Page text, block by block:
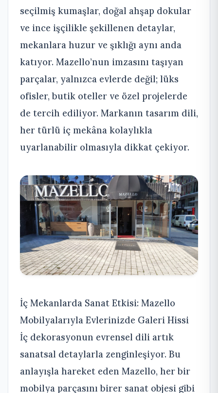
seçilmiş kumaşlar, doğal ahşap dokular
ve ince işçilikle şekillenen detaylar,
mekanlara huzur ve şıklığı aynı anda
katıyor. Mazello’nun imzasını taşıyan
parçalar, yalnızca evlerde değil; lüks
ofisler, butik oteller ve özel projelerde
de tercih ediliyor. Markanın tasarım dili,
her türlü iç mekâna kolaylıkla
uyarlanabilir olmasıyla dikkat çekiyor.
İç Mekanlarda Sanat Etkisi: Mazello
Mobilyalarıyla Evlerinizde Galeri Hissi
İç dekorasyonun evrensel dili artık
sanatsal detaylarla zenginleşiyor. Bu
anlayışla hareket eden Mazello, her bir
mobilya parçasını birer sanat objesi gibi